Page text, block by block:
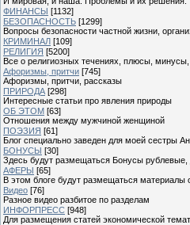
ФИНАНСЫ [1132]
БЕЗОПАСНОСТЬ [1299]
Вопросы безопасности частной жизни,
КРИМИНАЛ [109]
РЕЛИГИЯ [5200]
Все о религиозных течениях, плюсы, минусы,
Афоризмы, притчи [745]
Афоризмы, притчи, рассказы
ПРИРОДА [298]
Интересные статьи про явления природы
ОБ ЭТОМ [63]
Отношения между мужчиной женщиной
ПОЭЗИЯ [61]
Блог специально заведен для моей сестры
БОНУСЫ [30]
Здесь будут размещаться Бонусы
АФЕРЫ [65]
В этом блоге будут размещаться
Видео [76]
Разное видео разбитое по разделам
ИНФОРПРЕСС [948]
Для размещения статей экономической